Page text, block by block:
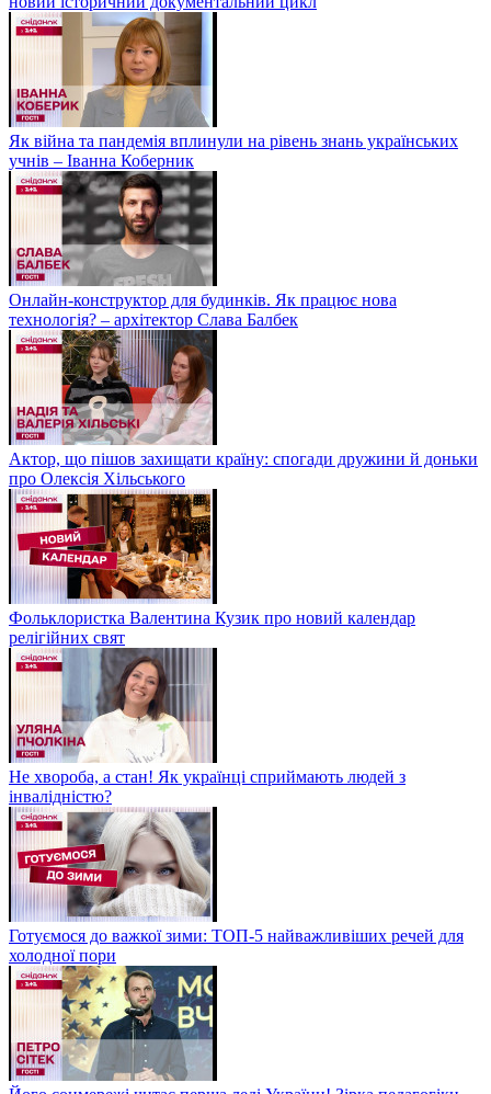
Як війна та пандемія вплинули на рівень знань українських
учнів – Іванна Коберник
Онлайн-конструктор для будинків. Як працює нова
технологія? – архітектор Слава Балбек
Актор, що пішов захищати країну: спогади дружини й доньки
про Олексія Хільського
Фольклористка Валентина Кузик про новий календар
релігійних свят
Не хвороба, а стан! Як українці сприймають людей з
інвалідністю?
Готуємося до важкої зими: ТОП-5 найважливіших речей для
холодної пори